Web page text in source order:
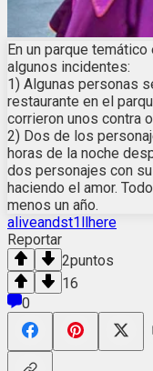
En un parque
algunos incidentes:
1) Algunas personas
restaurante en el
corrieron unos contra
2) Dos de los
horas de la noche
dos personajes con
haciendo el amor.
menos un año.
aliveandst1llhere
Reportar
2puntos
16
0